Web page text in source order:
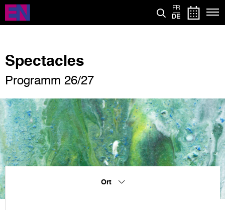
Direkt
zum
Inhalt
FR
DE
Spectacles
Programm 26/27
Ort